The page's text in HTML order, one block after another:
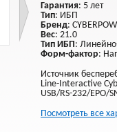
Гарантия: 5 лет
Тип: ИБП
Бренд:
Вес: 21.0
Тип ИБП:
Форм-фактор:
Источник
Line-Interactive
USB/RS-232/EPO/
Посмотреть все